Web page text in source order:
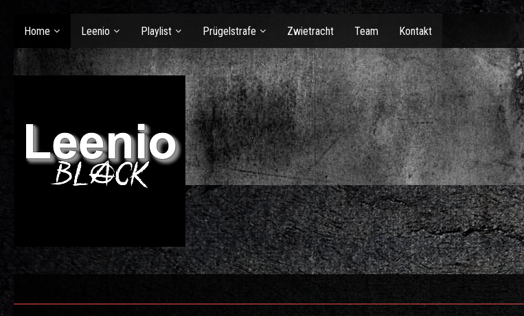
Home Leenio Playlist Prügelstrafe Zwietracht Team Kontakt